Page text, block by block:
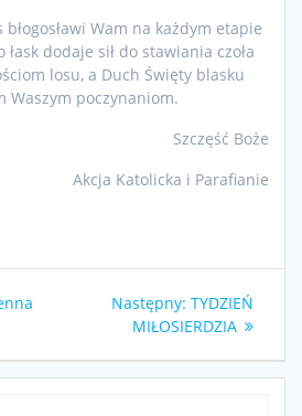
Wam na każdym etapie
łask dodaje sił do stawiania czoła
losu, a Duch Święty blasku
Waszym poczynaniom.
Szczęść Boże
Akcja Katolicka i Parafianie
Następny: Następny
wpis:
TYDZIEŃ
MIŁOSIERDZIA